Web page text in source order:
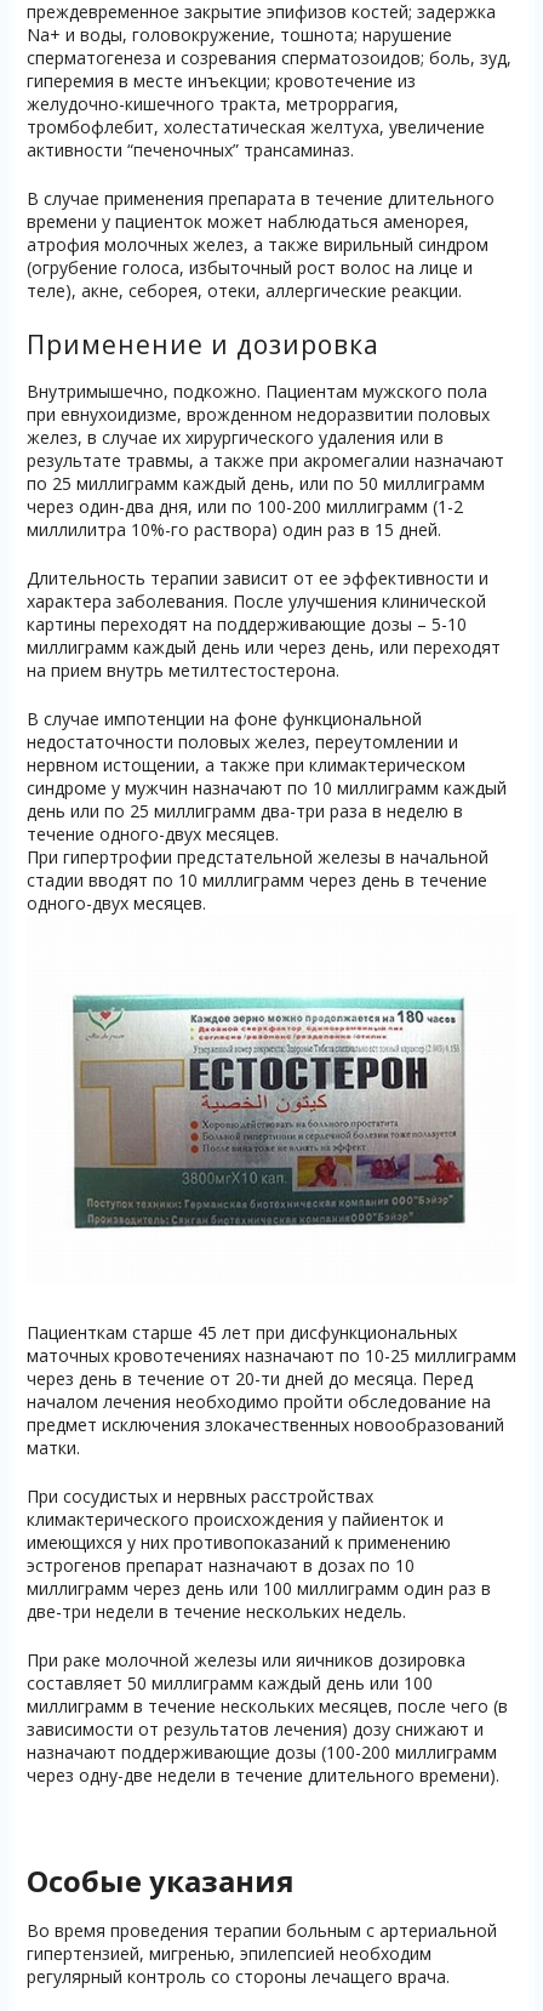
преждевременное закрытие эпифизов костей; задержка
Na+ и воды, головокружение, тошнота; нарушение
сперматогенеза и созревания сперматозоидов; боль, зуд,
гиперемия в месте инъекции; кровотечение из
желудочно-кишечного тракта, метроррагия,
тромбофлебит, холестатическая желтуха, увеличение
активности “печеночных” трансаминаз.
В случае применения препарата в течение длительного
времени у пациенток может наблюдаться аменорея,
атрофия молочных желез, а также вирильный синдром
(огрубение голоса, избыточный рост волос на лице и
теле), акне, себорея, отеки, аллергические реакции.
Применение и дозировка
Внутримышечно, подкожно. Пациентам мужского пола
при евнухоидизме, врожденном недоразвитии половых
желез, в случае их хирургического удаления или в
результате травмы, а также при акромегалии назначают
по 25 миллиграмм каждый день, или по 50 миллиграмм
через один-два дня, или по 100-200 миллиграмм (1-2
миллилитра 10%-го раствора) один раз в 15 дней.
Длительность терапии зависит от ее эффективности и
характера заболевания. После улучшения клинической
картины переходят на поддерживающие дозы – 5-10
миллиграмм каждый день или через день, или переходят
на прием внутрь метилтестостерона.
В случае импотенции на фоне функциональной
недостаточности половых желез, переутомлении и
нервном истощении, а также при климактерическом
синдроме у мужчин назначают по 10 миллиграмм каждый
день или по 25 миллиграмм два-три раза в неделю в
течение одного-двух месяцев.
При гипертрофии предстательной железы в начальной
стадии вводят по 10 миллиграмм через день в течение
одного-двух месяцев.
Пациенткам старше 45 лет при дисфункциональных
маточных кровотечениях назначают по 10-25 миллиграмм
через день в течение от 20-ти дней до месяца. Перед
началом лечения необходимо пройти обследование на
предмет исключения злокачественных новообразований
матки.
При сосудистых и нервных расстройствах
климактерического происхождения у пайиенток и
имеющихся у них противопоказаний к применению
эстрогенов препарат назначают в дозах по 10
миллиграмм через день или 100 миллиграмм один раз в
две-три недели в течение нескольких недель.
При раке молочной железы или яичников дозировка
составляет 50 миллиграмм каждый день или 100
миллиграмм в течение нескольких месяцев, после чего (в
зависимости от результатов лечения) дозу снижают и
назначают поддерживающие дозы (100-200 миллиграмм
через одну-две недели в течение длительного времени).
Особые указания
Во время проведения терапии больным с артериальной
гипертензией, мигренью, эпилепсией необходим
регулярный контроль со стороны лечащего врача.